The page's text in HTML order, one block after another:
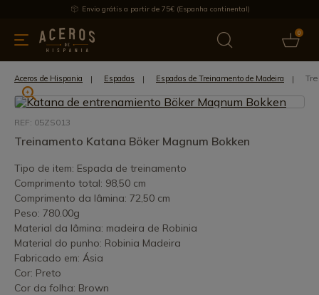
Envio grátis a partir de 75€ (Espanha continental)
0
& Utensílios de cozinha Oferece Últimas notícias
Aceros de Hispania Espadas Espadas de Treinamento de Madeira
REF: 05ZS013
Treinamento Katana Böker Magnum Bokken
Tipo de item: Espada de treinamento
Comprimento total: 98,50 cm
Comprimento da lâmina: 72,50 cm
Peso: 780.00g
Material da lâmina: madeira de Robinia
Material do punho: Robinia Madeira
Fabricado em: Ásia
Cor: Preto
Cor da folha: Brown